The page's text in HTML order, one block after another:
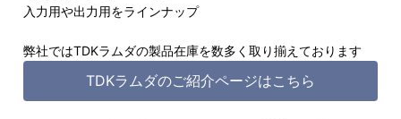
入力用や出力用をラインナップ
弊社ではTDKラムダの製品在庫を数多く取り揃えております
TDKラムダのご紹介ページはこちら